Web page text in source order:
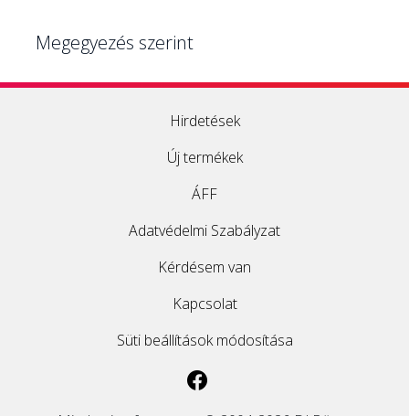
Megegyezés szerint
Hirdetések
Új termékek
ÁFF
Adatvédelmi Szabályzat
Kérdésem van
Kapcsolat
Süti beállítások módosítása